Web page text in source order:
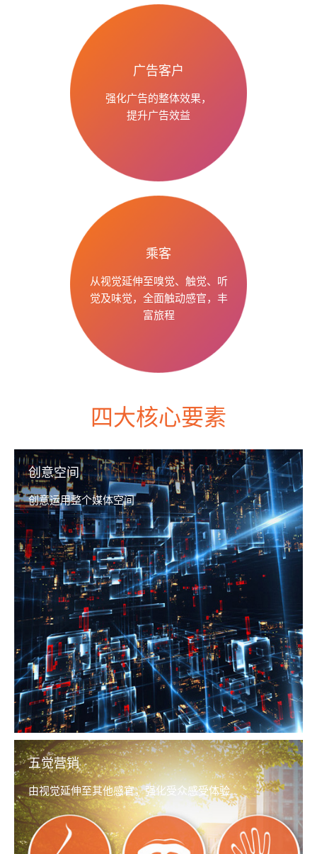
广告客户
强化广告的整体效果，
提升广告效益
乘客
从视觉延伸至嗅觉、触觉、听
觉及味觉，全面触动感官，丰
富旅程
四大核心要素
创意空间
创意运用整个媒体空间
五觉营销
由视觉延伸至其他感官，强化受众感受体验